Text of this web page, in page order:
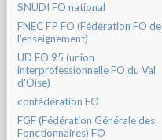
SNUDI FO national
FNEC FP FO (Fédération FO de
l'enseignement)
UD FO 95 (union
interprofessionnelle FO du Val
d'Oise)
confédération FO
FGF (Fédération Générale des
Fonctionnaires) FO